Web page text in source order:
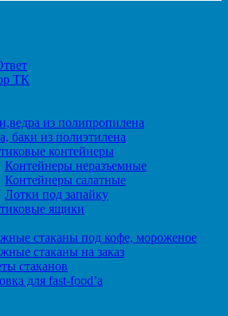
ТК
из полипропилена
баки из полиэтилена
контейнеры
Контейнеры неразъемные
Контейнеры салатные
Лотки под запайку
ящики
стаканы под кофе, мороженое
стаканы на заказ
стаканов
для fast-food’а